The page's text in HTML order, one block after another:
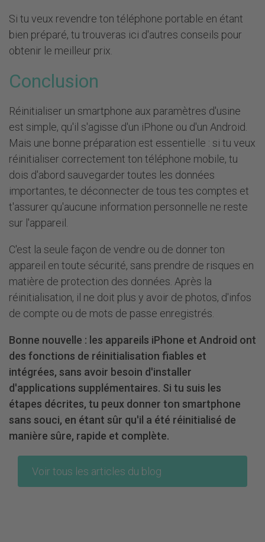
Si tu veux revendre ton téléphone portable en étant
bien préparé, tu trouveras ici d'autres conseils pour
obtenir le meilleur prix.
Conclusion
Réinitialiser un smartphone aux paramètres d'usine
est simple, qu'il s'agisse d'un iPhone ou d'un Android.
Mais une bonne préparation est essentielle : si tu veux
réinitialiser correctement ton téléphone mobile, tu
dois d'abord sauvegarder toutes les données
importantes, te déconnecter de tous tes comptes et
t'assurer qu'aucune information personnelle ne reste
sur l'appareil.
C'est la seule façon de vendre ou de donner ton
appareil en toute sécurité, sans prendre de risques en
matière de protection des données. Après la
réinitialisation, il ne doit plus y avoir de photos, d'infos
de compte ou de mots de passe enregistrés.
Bonne nouvelle : les appareils iPhone et Android ont
des fonctions de réinitialisation fiables et
intégrées, sans avoir besoin d'installer
d'applications supplémentaires. Si tu suis les
étapes décrites, tu peux donner ton smartphone
sans souci, en étant sûr qu'il a été réinitialisé de
manière sûre, rapide et complète.
Voir tous les articles du blog